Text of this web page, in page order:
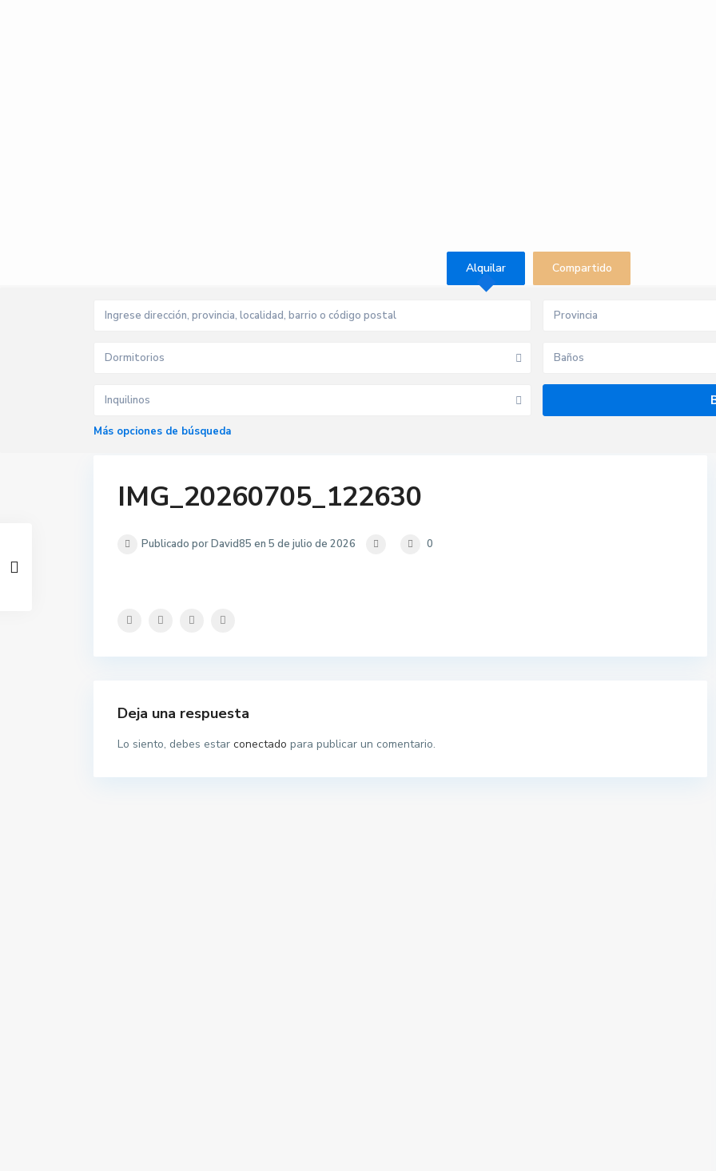
Alquilar Compartido
Provincia
Dormitorios Baños
Inquilinos
Más opciones de búsqueda
IMG_20260705_122630
Publicado por David85 en 5 de julio de 2026 0
Deja una respuesta
Lo siento, debes estar conectado para publicar un comentario.